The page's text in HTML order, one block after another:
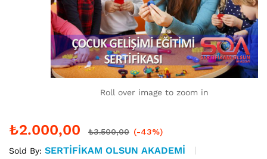
Roll over image to zoom in
₺2.000,00 ₺3.500,00 (-43%)
Sold By: SERTIFIKAM OLSUN AKADEMI